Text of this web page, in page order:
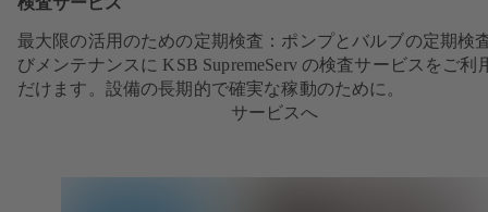
最大限の活用のための定期検査：ポンプとバルブの定期検
びメンテナンスに KSB SupremeServ の検査サービスをご利
だけます。設備の長期的で確実な稼動のために。
サービスへ